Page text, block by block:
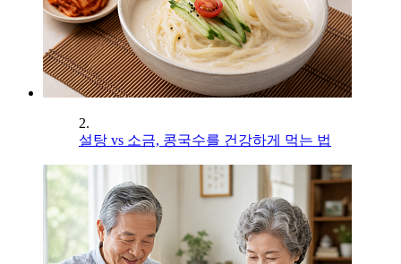
2.
설탕 vs 소금, 콩국수를 건강하게 먹는 법